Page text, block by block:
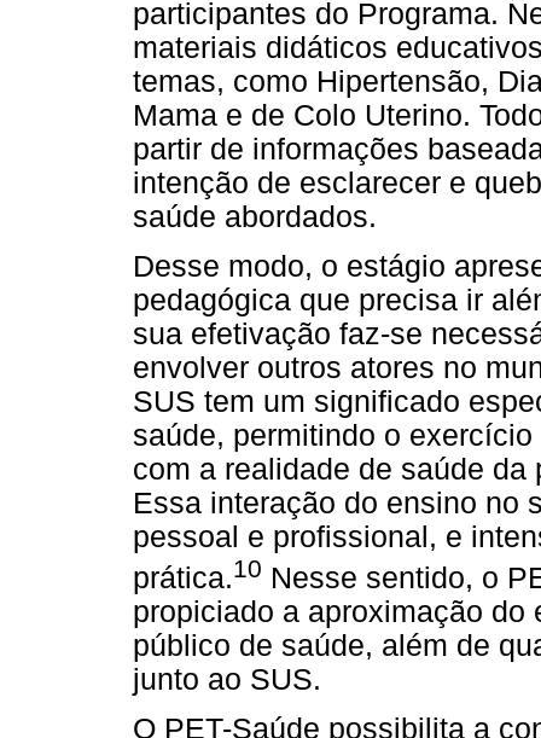
participantes do Programa.
materiais didáticos
temas, como Hipertensão,
Mama e de Colo Uterino.
partir de informações
intenção de esclarecer e
saúde abordados.
Desse modo, o estágio
pedagógica que precisa ir
sua efetivação faz-se
envolver outros atores no
SUS tem um significado
saúde, permitindo o
com a realidade de saúde
Essa interação do ensino no
pessoal e profissional, e
prática.10 Nesse sentido, o
propiciado a aproximação
público de saúde, além de
junto ao SUS.
O PET-Saúde possibilita a